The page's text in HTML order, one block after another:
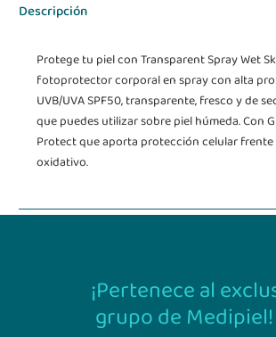
Descripción
Protege tu piel con Transparent Spray Wet
fotoprotector corporal en spray con alta
UVB/UVA SPF50, transparente, fresco y de
que puedes utilizar sobre piel húmeda. Con
Protect que aporta protección celular frente
oxidativo.
¡Pertenece al
grupo de Medipiel!